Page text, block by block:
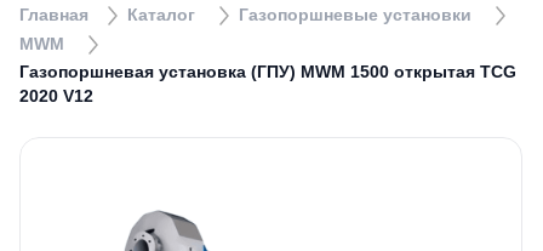
Главная Каталог
Газопоршневые установки
MWM
Газопоршневая установка (ГПУ) MWM 1500 открытая TCG
2020 V12